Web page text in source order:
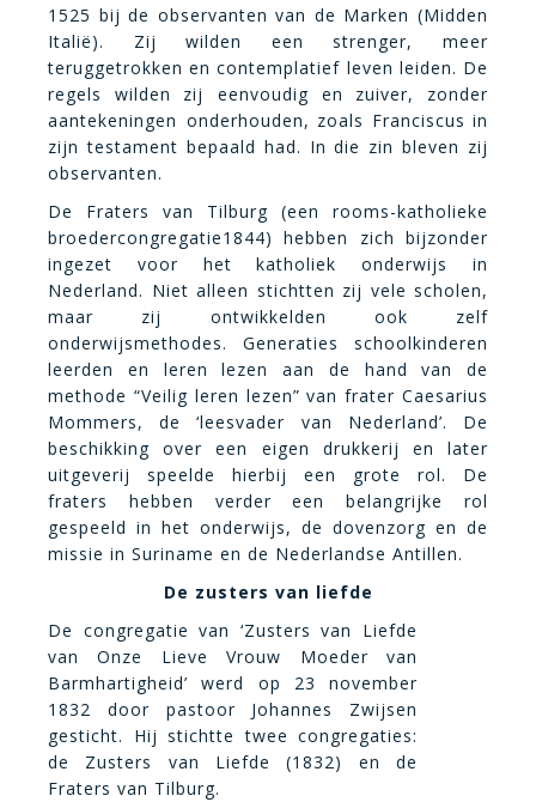
1525 bij de observanten van de Marken (Midden
Italië). Zij wilden een strenger, meer
teruggetrokken en contemplatief leven leiden. De
regels wilden zij eenvoudig en zuiver, zonder
aantekeningen onderhouden, zoals Franciscus in
zijn testament bepaald had. In die zin bleven zij
observanten.
De Fraters
van Tilburg (een rooms-katholieke
broedercongregatie1844) hebben zich bijzonder
ingezet voor het katholiek onderwijs in
Nederland. Niet alleen stichtten zij vele scholen,
maar zij ontwikkelden ook zelf
onderwijsmethodes. Generaties schoolkinderen
leerden en leren lezen aan de hand van de
methode “Veilig leren lezen” van frater Caesarius
Mommers, de ‘leesvader van Nederland’. De
beschikking over een eigen drukkerij en later
uitgeverij speelde hierbij een grote rol. De
fraters hebben verder een belangrijke rol
gespeeld in het onderwijs, de dovenzorg en de
missie in Suriname en de Nederlandse Antillen.
De zusters van liefde
De congregatie van ‘Zusters van Liefde
van Onze Lieve Vrouw Moeder van
Barmhartigheid’ werd op 23 november
1832 door pastoor Johannes Zwijsen
gesticht. Hij stichtte twee congregaties:
de Zusters van Liefde (1832) en de
Fraters van Tilburg.